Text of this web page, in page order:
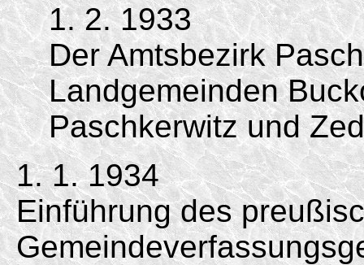
1. 2. 1933
Der Amtsbezirk
Landgemeinden
Paschkerwitz und
1. 1. 1934
Einführung des